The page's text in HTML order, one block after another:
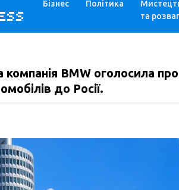
Бізнес Політика
та
BMW оголосила
до Росії.